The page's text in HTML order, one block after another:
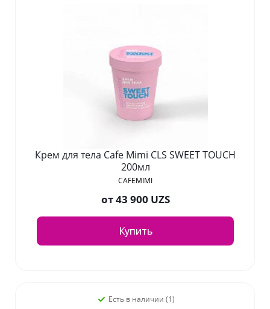
Крем для тела Cafe Mimi CLS SWEET TOUCH
200мл
CAFEMIMI
от43 900 UZS
Купить
Есть в наличии (1)